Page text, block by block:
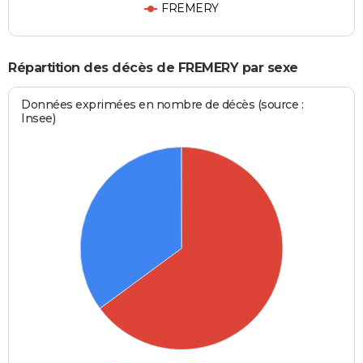
FREMERY
Répartition des décès de FREMERY par sexe
Données exprimées en nombre de décès (source :
Insee)